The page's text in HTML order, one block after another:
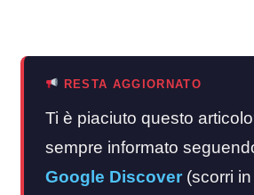
RESTA AGGIORNATO
Ti è piaciuto questo
sempre informato
Google Discover (scorri